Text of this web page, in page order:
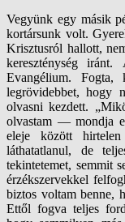
Vegyünk egy másik
kortársunk volt.
Krisztusról hallott,
kereszténység
Evangélium. Fogta,
legrövidebbet, hogy
olvasni kezdett.
olvastam — mondja
eleje között
láthatatlanul, de
tekintetemet, semmit
érzékszervekkel
biztos voltam benne,
Ettől fogva teljes